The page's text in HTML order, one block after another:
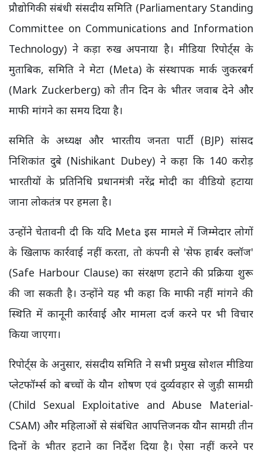
प्रौद्योगिकी संबंधी संसदीय समिति (Parliamentary Standing
Committee on Communications and Information
Technology) ने कड़ा रुख अपनाया है। मीडिया रिपोर्ट्स के
मुताबिक, समिति ने मेटा (Meta) के संस्थापक मार्क जुकरबर्ग
(Mark Zuckerberg) को तीन दिन के भीतर जवाब देने और
माफी मांगने का समय दिया है।
समिति के अध्यक्ष और भारतीय जनता पार्टी (BJP) सांसद
निशिकांत दुबे (Nishikant Dubey) ने कहा कि 140 करोड़
भारतीयों के प्रतिनिधि प्रधानमंत्री नरेंद्र मोदी का वीडियो हटाया
जाना लोकतंत्र पर हमला है।
उन्होंने चेतावनी दी कि यदि Meta इस मामले में जिम्मेदार लोगों
के खिलाफ कार्रवाई नहीं करता, तो कंपनी से 'सेफ हार्बर क्लॉज'
(Safe Harbour Clause) का संरक्षण हटाने की प्रक्रिया शुरू
की जा सकती है। उन्होंने यह भी कहा कि माफी नहीं मांगने की
स्थिति में कानूनी कार्रवाई और मामला दर्ज करने पर भी विचार
किया जाएगा।
रिपोर्ट्स के अनुसार, संसदीय समिति ने सभी प्रमुख सोशल मीडिया
प्लेटफॉर्म्स को बच्चों के यौन शोषण एवं दुर्व्यवहार से जुड़ी सामग्री
(Child Sexual Exploitative and Abuse Material-
CSAM) और महिलाओं से संबंधित आपत्तिजनक यौन सामग्री तीन
दिनों के भीतर हटाने का निर्देश दिया है। ऐसा नहीं करने पर